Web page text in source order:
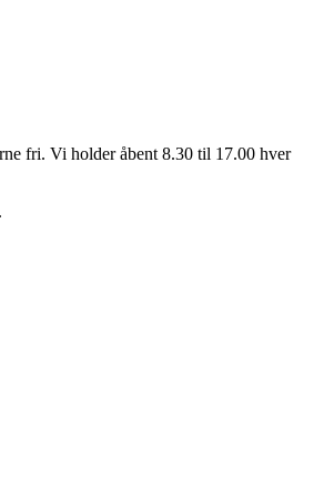
fri. Vi holder åbent 8.30 til 17.00 hver